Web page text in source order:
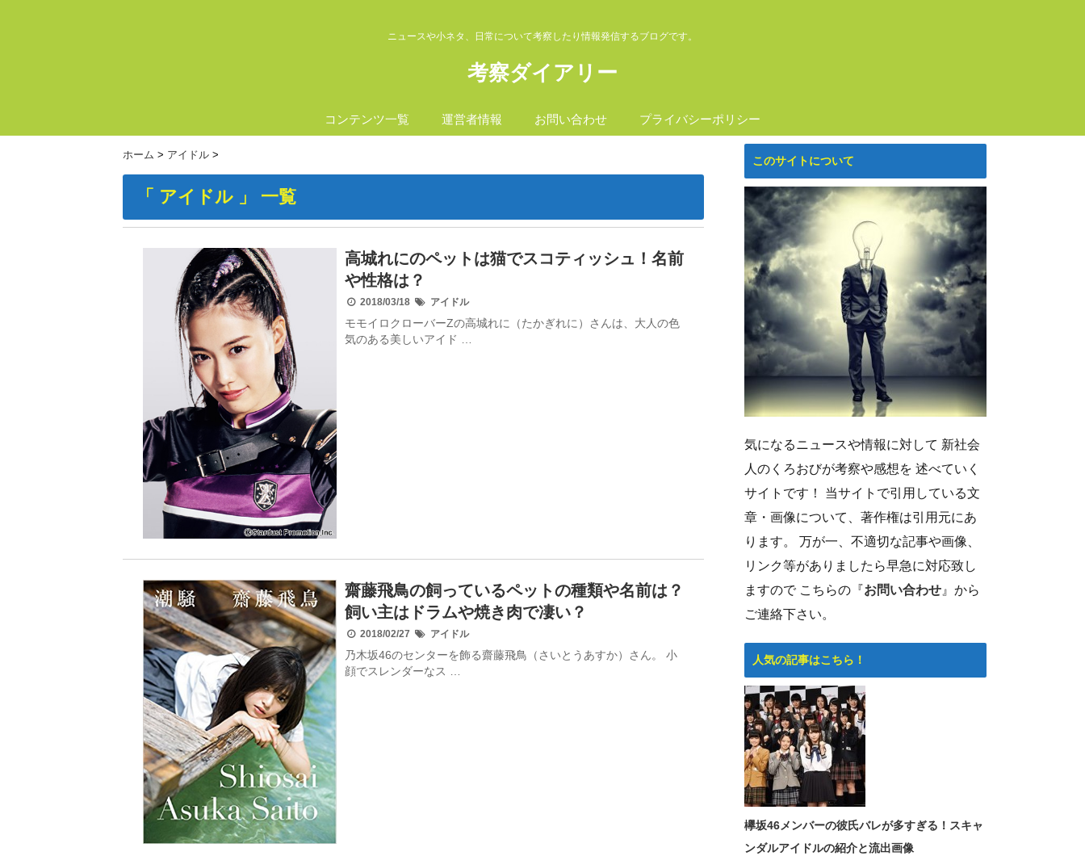
ニュースや小ネタ、日常について考察したり情報発信するブログです。
考察ダイアリー
コンテンツ一覧 運営者情報 お問い合わせ プライバシーポリシー
ホーム > アイドル >
「 アイドル 」 一覧
高城れにのペットは猫でスコティッシュ！名前
や性格は？
2018/03/18 アイドル
モモイロクローバーZの高城れに（たかぎれに）さんは、大人の色
気のある美しいアイド …
齋藤飛鳥の飼っているペットの種類や名前は？
飼い主はドラムや焼き肉で凄い？
2018/02/27 アイドル
乃木坂46のセンターを飾る齋藤飛鳥（さいとうあすか）さん。 小
顔でスレンダーなス …
このサイトについて
気になるニュースや情報に対して 新社会
人のくろおびが考察や感想を 述べていく
サイトです！ 当サイトで引用している文
章・画像について、著作権は引用元にあ
ります。 万が一、不適切な記事や画像、
リンク等がありましたら早急に対応致し
ますので こちらの『お問い合わせ 』から
ご連絡下さい。
人気の記事はこちら！
欅坂46メンバーの彼氏バレが多すぎる！スキャ
ンダルアイドルの紹介と流出画像